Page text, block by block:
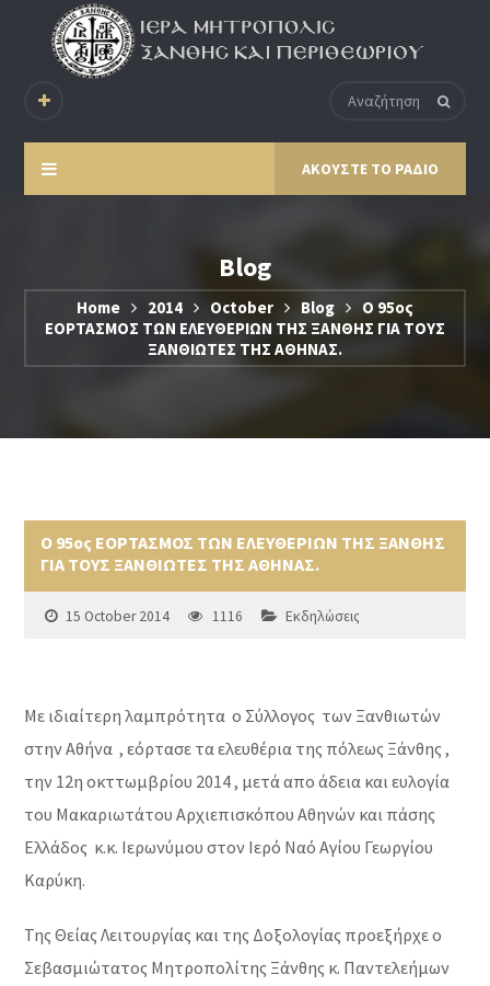
ΑΚΟΥΣΤΕ ΤΟ ΡΑΔΙΟ
Blog
Home 2014 October Blog
Ο 95ος
ΕΟΡΤΑΣΜΟΣ ΤΩΝ ΕΛΕΥΘΕΡΙΩΝ ΤΗΣ ΞΑΝΘΗΣ ΓΙΑ ΤΟΥΣ
ΞΑΝΘΙΩΤΕΣ ΤΗΣ ΑΘΗΝΑΣ.
Ο 95ος ΕΟΡΤΑΣΜΟΣ ΤΩΝ ΕΛΕΥΘΕΡΙΩΝ ΤΗΣ ΞΑΝΘΗΣ
ΓΙΑ ΤΟΥΣ ΞΑΝΘΙΩΤΕΣ ΤΗΣ ΑΘΗΝΑΣ.
15 October 2014 1116 Εκδηλώσεις
Με ιδιαίτερη λαμπρότητα ο Σύλλογος των Ξανθιωτών
στην Αθήνα , εόρτασε τα ελευθέρια της πόλεως Ξάνθης ,
την 12η οκττωμβρίου 2014 , μετά απο άδεια και ευλογία
του Μακαριωτάτου Αρχιεπισκόπου Αθηνών και πάσης
Ελλάδος κ.κ. Ιερωνύμου στον Ιερό Ναό Αγίου Γεωργίου
Καρύκη.
Της Θείας Λειτουργίας και της Δοξολογίας προεξήρχε ο
Σεβασμιώτατος Μητροπολίτης Ξάνθης κ. Παντελεήμων